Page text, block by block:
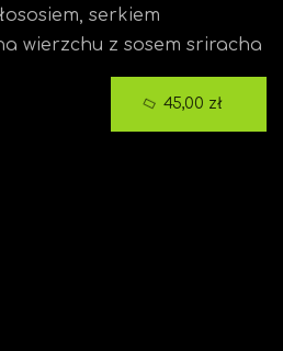
serkiem
wierzchu z sosem sriracha